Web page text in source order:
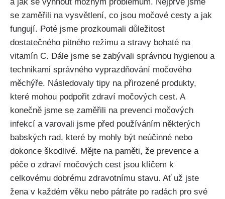
se​ zaměřili na vysvětlení, co jsou⁤ močové⁤ cesty a jak
fungují. Poté jsme ⁣prozkoumali důležitost
dostatečného pitného režimu ‌a‌ stravy bohaté na
⁣vitamín C. Dále⁢ jsme⁣ se zabývali správnou ⁣hygienou ⁣a
technikami správného vyprazdňování močového
měchýře. Následovaly tipy na ⁢přirozené produkty,
které mohou podpořit zdraví močových cest. ​A
konečně jsme se‌ zaměřili ⁤na prevenci​ močových⁤
infekcí a ⁢varovali jsme ⁣před​ používáním některých⁣
babských⁢ rad, které by mohly ⁣být neúčinné nebo
⁢dokonce škodlivé.‌ Mějte na paměti, že prevence ‌a
⁢péče o zdraví močových ‌cest jsou klíčem k‍
celkovému ​dobrému zdravotnímu stavu. Ať ​už jste
žena v každém věku ​nebo ⁢pátráte po radách pro ‌své